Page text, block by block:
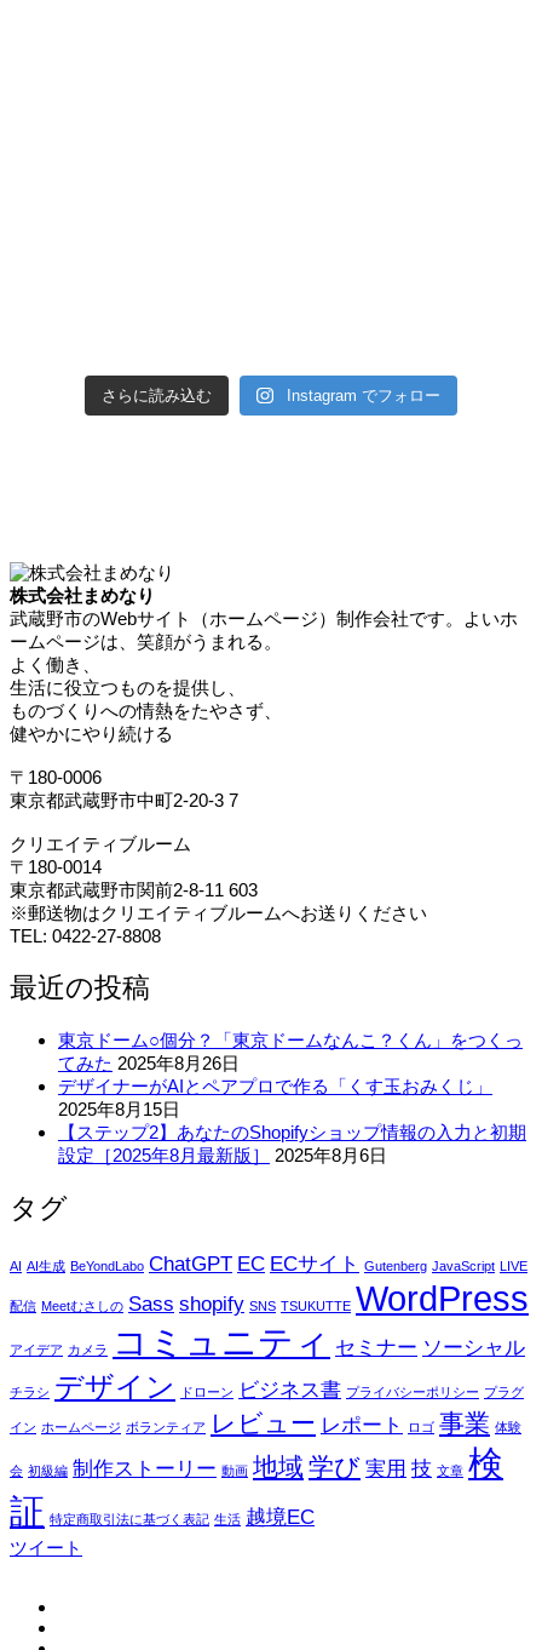
さらに読み込む Instagram でフォロー
株式会社まめなり
武蔵野市のWebサイト（ホームページ）制作会社です。よいホ
ームページは、笑顔がうまれる。
よく働き、
生活に役立つものを提供し、
ものづくりへの情熱をたやさず、
健やかにやり続ける
〒180-0006
東京都武蔵野市中町2-20-3 7
クリエイティブルーム
〒180-0014
東京都武蔵野市関前2-8-11 603
※郵送物はクリエイティブルームへお送りください
TEL: 0422-27-8808
最近の投稿
東京ドーム○個分？「東京ドームなんこ？くん」をつくっ
てみた 2025年8月26日
デザイナーがAIとペアプロで作る「くす玉おみくじ」
2025年8月15日
【ステップ2】あなたのShopifyショップ情報の入力と初期
設定［2025年8月最新版］
2025年8月6日
タグ
AI AI生成 BeYondLabo ChatGPT EC ECサイト Gutenberg JavaScript LIVE
配信 Meetむさしの Sass shopify SNS TSUKUTTE WordPress
アイデア カメラ コミュニティ セミナー ソーシャル
チラシ デザイン ドローン ビジネス書 プライバシーポリシー プラグ
イン ホームページ ボランティア レビュー レポート ロゴ 事業 体験
会 初級編 制作ストーリー 動画 地域学び 実用 技 文章 検
証 特定商取引法に基づく表記 生活 越境EC
ツイート